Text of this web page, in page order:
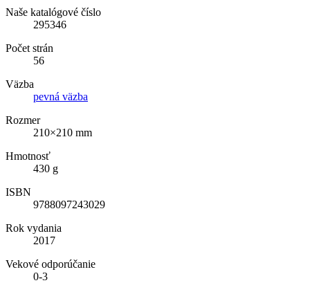
Naše katalógové číslo
295346
Počet strán
56
Väzba
pevná väzba
Rozmer
210×210 mm
Hmotnosť
430 g
ISBN
9788097243029
Rok vydania
2017
Vekové odporúčanie
0-3